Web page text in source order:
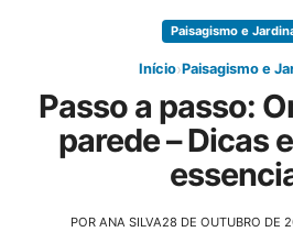
principal
Paisagismo e
Início›Paisagismo e
Passo a passo:
parede – Dicas
POR ANA SILVA28 DE OUTUBRO DE